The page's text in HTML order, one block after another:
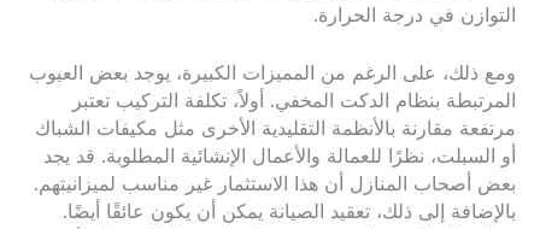
التوازن في درجة الحرارة.
ومع ذلك، على الرغم من المميزات الكبيرة، يوجد بعض العيوب
المرتبطة بنظام الدكت المخفي. أولاً، تكلفة التركيب تعتبر
مرتفعة مقارنة بالأنظمة التقليدية الأخرى مثل مكيفات الشباك
أو السبلت، نظرًا للعمالة والأعمال الإنشائية المطلوبة. قد يجد
بعض أصحاب المنازل أن هذا الاستثمار غير مناسب لميزانيتهم.
بالإضافة إلى ذلك، تعقيد الصيانة يمكن أن يكون عائقًا أيضًا.